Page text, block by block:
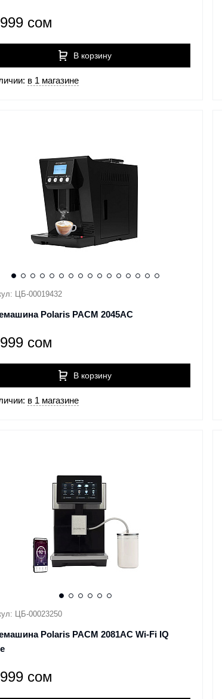
сом
В корзину
в 1 магазине
ЦБ-00019432
Polaris PACM 2045AC
сом
В корзину
в 1 магазине
ЦБ-00023250
Polaris PACM 2081AC Wi-Fi IQ
сом